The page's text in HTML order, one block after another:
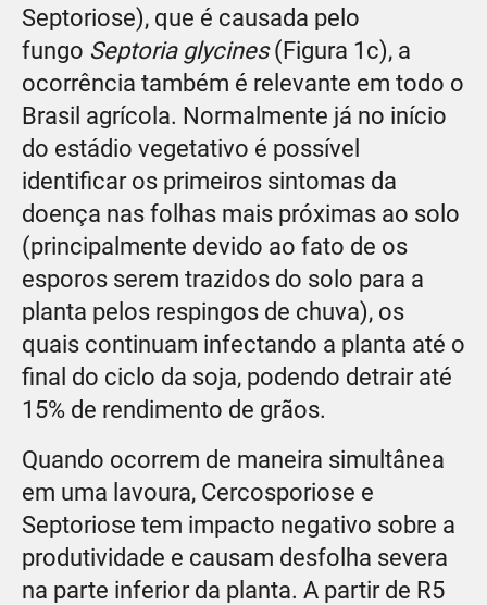
Septoriose), que é causada pelo
fungo Septoria glycines(Figura 1c), a
ocorrência também é relevante em todo o
Brasil agrícola. Normalmente já no início
do estádio vegetativo é possível
identificar os primeiros sintomas da
doença nas folhas mais próximas ao solo
(principalmente devido ao fato de os
esporos serem trazidos do solo para a
planta pelos respingos de chuva), os
quais continuam infectando a planta até o
final do ciclo da soja, podendo detrair até
15% de rendimento de grãos.
Quando ocorrem de maneira simultânea
em uma lavoura, Cercosporiose e
Septoriose tem impacto negativo sobre a
produtividade e causam desfolha severa
na parte inferior da planta. A partir de R5